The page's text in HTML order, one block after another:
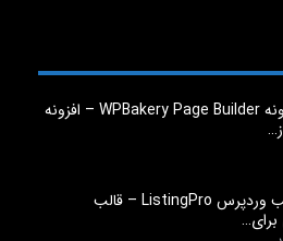
دانلود افزونه WPBakery Page Builder – افزونه
دانلود قالب وردپرس ListingPro – قالب
برای…